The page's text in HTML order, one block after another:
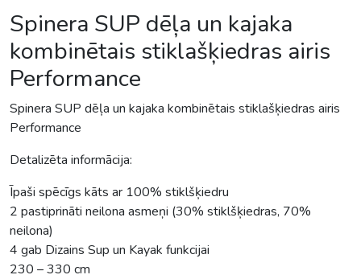
Spinera SUP dēļa un kajaka
kombinētais stiklašķiedras airis
Performance
Spinera SUP dēļa un kajaka kombinētais stiklašķiedras airis
Performance
Detalizēta informācija:
Īpaši spēcīgs kāts ar 100% stiklšķiedru
2 pastiprināti neilona asmeņi (30% stiklšķiedras, 70%
neilona)
4 gab Dizains Sup un Kayak funkcijai
230 – 330 cm